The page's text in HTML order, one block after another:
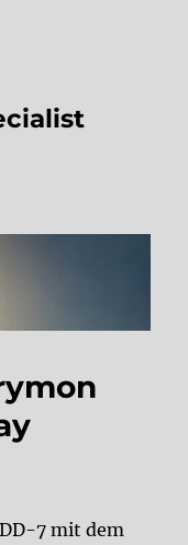
7 mit dem